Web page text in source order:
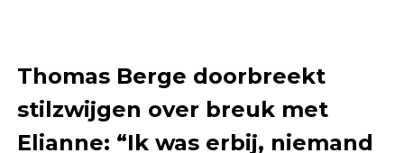
Thomas Berge doorbreekt
stilzwijgen over breuk met
Elianne: “Ik was erbij, niemand